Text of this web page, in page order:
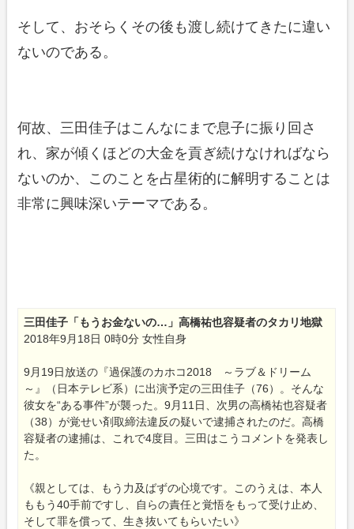
そして、おそらくその後も渡し続けてきたに違い
ないのである。
何故、三田佳子はこんなにまで息子に振り回さ
れ、家が傾くほどの大金を貢ぎ続けなければなら
ないのか、このことを占星術的に解明することは
非常に興味深いテーマである。
三田佳子「もうお金ないの…」高橋祐也容疑者のタカリ地獄
2018年9月18日 0時0分 女性自身
9月19日放送の『過保護のカホコ2018 ～ラブ＆ドリーム
～』（日本テレビ系）に出演予定の三田佳子（76）。そんな
彼女を“ある事件”が襲った。9月11日、次男の高橋祐也容疑者
（38）が覚せい剤取締法違反の疑いで逮捕されたのだ。高橋
容疑者の逮捕は、これで4度目。三田はこうコメントを発表し
た。
《親としては、もう力及ばずの心境です。このうえは、本人
ももう40手前ですし、自らの責任と覚悟をもって受け止め、
そして罪を償って、生き抜いてもらいたい》